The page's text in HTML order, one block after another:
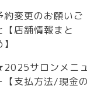
約変更のお願いご
【店舗情報まと
サロンメニュ
【支払方法/現金の